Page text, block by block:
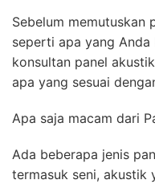
Sebelum memutuskan
seperti apa yang
konsultan panel
apa yang sesuai
Apa saja macam dari
Ada beberapa jenis
termasuk seni, akustik